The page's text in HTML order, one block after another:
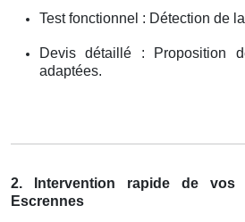
Test fonctionnel : Détection de
Devis détaillé : Proposition
adaptées.
2. Intervention rapide de vos
Escrennes